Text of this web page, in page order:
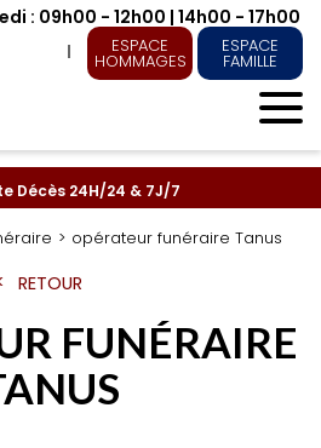
: 09h00 - 12h00 | 14h00 - 17h00
Décès 24H/24 & 7J/7
ESPACE
HOMMAGES
ESPACE
FAMILLE
opérateur funéraire Tanus
RETOUR
FUNÉRAIRE